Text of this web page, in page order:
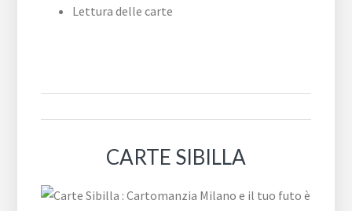
Lettura delle carte
CARTE SIBILLA